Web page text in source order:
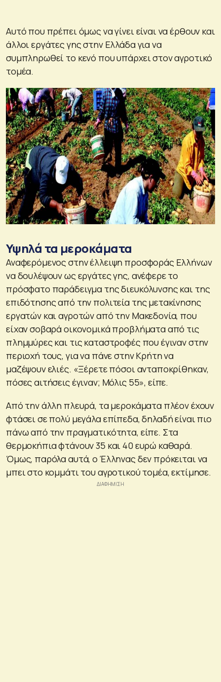
Αυτό που πρέπει όμως να γίνει είναι να έρθουν και
άλλοι εργάτες γης στην Ελλάδα για να
συμπληρωθεί το κενό που υπάρχει στον αγροτικό
τομέα.
Υψηλά τα μεροκάματα
Αναφερόμενος στην έλλειψη προσφοράς Ελλήνων
να δουλέψουν ως εργάτες γης, ανέφερε το
πρόσφατο παράδειγμα της διευκόλυνσης και της
επιδότησης από την πολιτεία της μετακίνησης
εργατών και αγροτών από την Μακεδονία, που
είχαν σοβαρά οικονομικά προβλήματα από τις
πλημμύρες και τις καταστροφές που έγιναν στην
περιοχή τους, για να πάνε στην Κρήτη να
μαζέψουν ελιές. «Ξέρετε πόσοι ανταποκρίθηκαν,
πόσες αιτήσεις έγιναν; Μόλις 55», είπε.
Από την άλλη πλευρά, τα μεροκάματα πλέον έχουν
φτάσει σε πολύ μεγάλα επίπεδα, δηλαδή είναι πιο
πάνω από την πραγματικότητα, είπε. Στα
θερμοκήπια φτάνουν 35 και 40 ευρώ καθαρά.
Όμως, παρόλα αυτά, ο Έλληνας δεν πρόκειται να
μπει στο κομμάτι του αγροτικού τομέα, εκτίμησε.